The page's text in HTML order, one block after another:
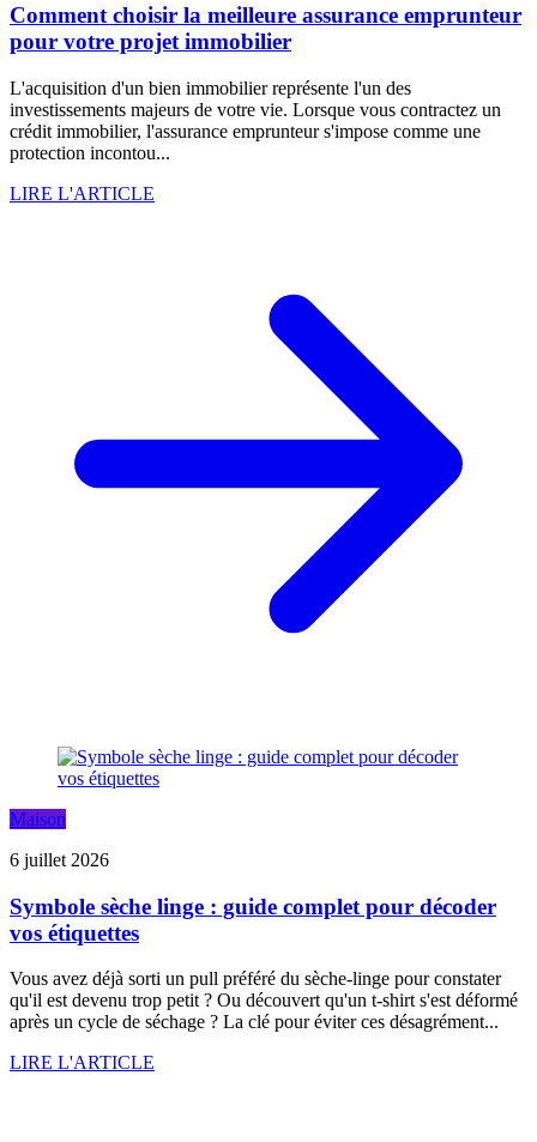
Comment choisir la meilleure assurance emprunteur
pour votre projet immobilier
L'acquisition d'un bien immobilier représente l'un des
investissements majeurs de votre vie. Lorsque vous contractez un
crédit immobilier, l'assurance emprunteur s'impose comme une
protection incontou...
LIRE L'ARTICLE
Maison
6 juillet 2026
Symbole sèche linge : guide complet pour décoder
vos étiquettes
Vous avez déjà sorti un pull préféré du sèche-linge pour constater
qu'il est devenu trop petit ? Ou découvert qu'un t-shirt s'est déformé
après un cycle de séchage ? La clé pour éviter ces désagrément...
LIRE L'ARTICLE